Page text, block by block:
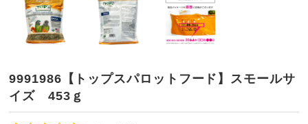
9991986【トップスパロットフード】スモールサ
イズ 453ｇ